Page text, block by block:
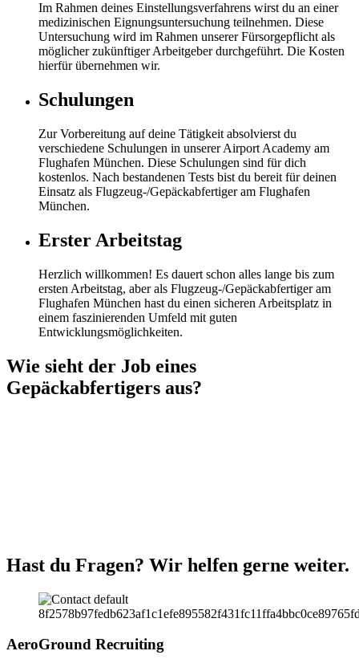
Im Rahmen deines Einstellungsverfahrens wirst du an einer
medizinischen Eignungsuntersuchung teilnehmen. Diese
Untersuchung wird im Rahmen unserer Fürsorgepflicht als
möglicher zukünftiger Arbeitgeber durchgeführt. Die Kosten
hierfür übernehmen wir.
Schulungen
Zur Vorbereitung auf deine Tätigkeit absolvierst du
verschiedene Schulungen in unserer Airport Academy am
Flughafen München. Diese Schulungen sind für dich
kostenlos. Nach bestandenen Tests bist du bereit für deinen
Einsatz als Flugzeug-/Gepäckabfertiger am Flughafen
München.
Erster Arbeitstag
Herzlich willkommen! Es dauert schon alles lange bis zum
ersten Arbeitstag, aber als Flugzeug-/Gepäckabfertiger am
Flughafen München hast du einen sicheren Arbeitsplatz in
einem faszinierenden Umfeld mit guten
Entwicklungsmöglichkeiten.
Wie sieht der Job eines
Gepäckabfertigers aus?
Hast du Fragen? Wir helfen gerne weiter.
AeroGround Recruiting